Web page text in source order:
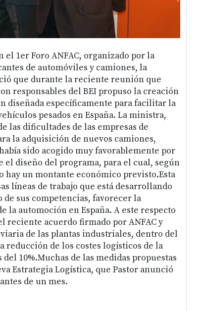
1er Foro ANFAC, organizado por la
de automóviles y camiones, la
que durante la reciente reunión que
responsables del BEI propuso la creación
diseñada específicamente para facilitar la
pesados en España. La ministra,
las dificultades de las empresas de
la adquisición de nuevos camiones,
sido acogido muy favorablemente por
el diseño del programa, para el cual, según
hay un montante económico previsto.Esta
líneas de trabajo que está desarrollando
de sus competencias, favorecer la
la automoción en España. A este respecto
reciente acuerdo firmado por ANFAC y
de las plantas industriales, dentro del
reducción de los costes logísticos de la
10%.Muchas de las medidas propuestas
Estrategia Logística, que Pastor anunció
de un mes.